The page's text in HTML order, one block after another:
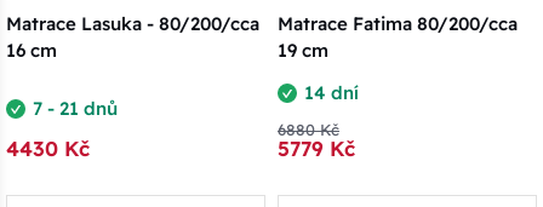
Matrace Lasuka - 80/200/cca
16 cm
7 - 21 dnů
4430 Kč
Matrace Fatima 80/200/cca
19 cm
14 dní
6880 Kč
5779 Kč